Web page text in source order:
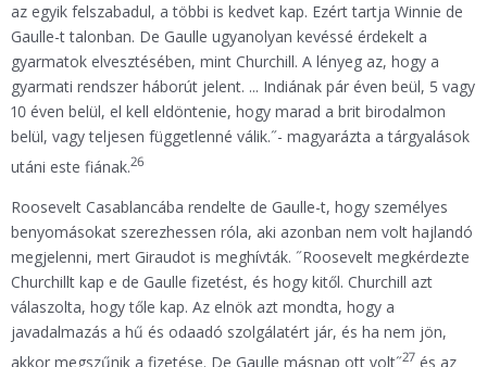
az egyik felszabadul, a többi is kedvet kap. Ezért tartja Winnie de
Gaulle-t talonban. De Gaulle ugyanolyan kevéssé érdekelt a
gyarmatok elvesztésében, mint Churchill. A lényeg az, hogy a
gyarmati rendszer háborút jelent. ... Indiának pár éven beül, 5 vagy
10 éven belül, el kell eldöntenie, hogy marad a brit birodalmon
belül, vagy teljesen függetlenné válik.˝- magyarázta a tárgyalások
utáni este fiának.26
Roosevelt Casablancába rendelte de Gaulle-t, hogy személyes
benyomásokat szerezhessen róla, aki azonban nem volt hajlandó
megjelenni, mert Giraudot is meghívták. ˝Roosevelt megkérdezte
Churchillt kap e de Gaulle fizetést, és hogy kitől. Churchill azt
válaszolta, hogy tőle kap. Az elnök azt mondta, hogy a
javadalmazás a hű és odaadó szolgálatért jár, és ha nem jön,
akkor megszűnik a fizetése. De Gaulle másnap ott volt˝27 és az